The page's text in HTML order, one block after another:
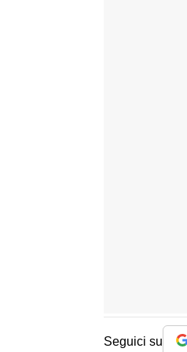
Seguici su